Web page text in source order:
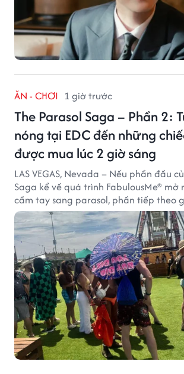
ĂN - CHƠI 1 giờ trước
The Parasol Saga – Phần 2:
nóng tại EDC đến những
được mua lúc 2 giờ sáng
LAS VEGAS, Nevada – Nếu phần đầu
Saga kể về quá trình FabulousMe®
cầm tay sang parasol, phần tiếp theo
sản phẩm được thị trường đón nhận
công năng che nắng thông thường.